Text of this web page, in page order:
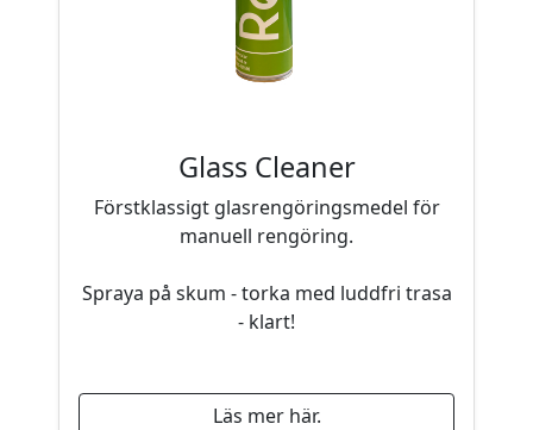
Glass Cleaner
Förstklassigt glasrengöringsmedel för
manuell rengöring.
Spraya på skum - torka med luddfri trasa
- klart!
Läs mer här.